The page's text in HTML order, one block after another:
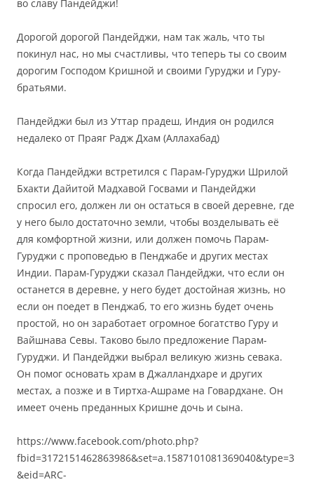
во славу Пандейджи!
Дорогой дорогой Пандейджи, нам так жаль, что ты
покинул нас, но мы счастливы, что теперь ты со своим
дорогим Господом Кришной и своими Гуруджи и Гуру-
братьями.
Пандейджи был из Уттар прадеш, Индия он родился
недалеко от Праяг Радж Дхам (Аллахабад)
Когда Пандейджи встретился с Парам-Гуруджи Шрилой
Бхакти Дайитой Мадхавой Госвами и Пандейджи
спросил его, должен ли он остаться в своей деревне, где
у него было достаточно земли, чтобы возделывать её
для комфортной жизни, или должен помочь Парам-
Гуруджи с проповедью в Пенджабе и других местах
Индии. Парам-Гуруджи сказал Пандейджи, что если он
останется в деревне, у него будет достойная жизнь, но
если он поедет в Пенджаб, то его жизнь будет очень
простой, но он заработает огромное богатство Гуру и
Вайшнава Севы. Таково было предложение Парам-
Гуруджи. И Пандейджи выбрал великую жизнь севака.
Он помог основать храм в Джалландхаре и других
местах, а позже и в Тиртха-Ашраме на Говардхане. Он
имеет очень преданных Кришне дочь и сына.
https://www.facebook.com/photo.php?
fbid=3172151462863986&set=a.1587101081369040&type=3
&eid=ARC-